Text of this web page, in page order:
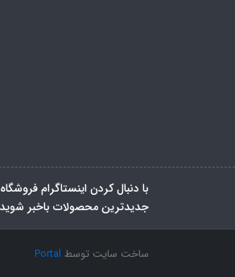
با دنبال کردن اینستاگرام
جدیدترین‌ محصولات باخبر
ساخت سایت توسط Portal